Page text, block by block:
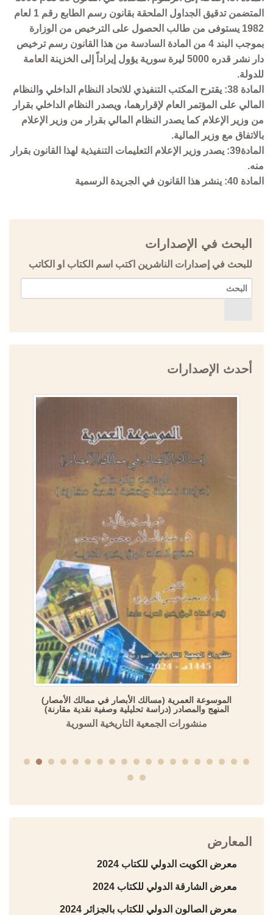
المتضمن تدقيق الجداول الملحقة بقانون رسم الطابع رقم 1 لعام
1982 يستوفى من طالب الحصول على الترخيص من الوزارة
بموجب البند 4 من المادة السادسة من هذا القانون رسم ترخيص
دار نشر قدره 5000 ليرة سورية يؤول إيراداً إلى الخزينة العامة
للدولة.
المادة 38: يقترح المكتب التنفيذي للاتحاد النظام الداخلي والنظام
المالي على المؤتمر العام لإقرارهما، ويصدر النظام الداخلي بقرار
من وزير الإعلام كما يصدر النظام المالي بقرار من وزير الإعلام
بالاتفاق مع وزير المالية.
المادة39: يصدر وزير الإعلام التعليمات التنفيذية لهذا القانون بقرار
منه.
المادة 40: ينشر هذا القانون في الجريدة الرسمية
البحث في الإصدارات
للبحث في إصدارات الناشرين اكتب اسم الكتاب او الكاتب
أحدث الإصدارات
الموسوعة العمرية (مسالك الأبصار في ممالك الأمصار)
المنهج والمصادر (دراسة تحليلية وصفية نقدية مقارنة)
منشورات الجمعية التاريخية السورية
المعارض
معرض الكويت الدولي للكتاب 2024
معرض الشارقة الدولي للكتاب 2024
معرض الصالون الدولي للكتاب بالجزائر 2024